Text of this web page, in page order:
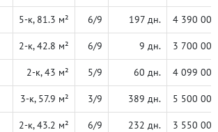
5-к, 81.3 м² 6/9 197 дн. 4 390 000
2-к, 42.8 м² 6/9 9 дн. 3 700 000
2-к, 43 м² 5/9 60 дн. 4 099 000
3-к, 57.9 м² 3/9 389 дн. 5 500 000
2-к, 43.2 м² 6/9 232 дн. 3 550 000